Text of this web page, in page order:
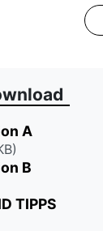
A
B
TIPPS